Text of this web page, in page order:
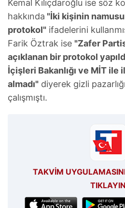
Kemal Kılıçdaroğlu ise söz
hakkında "İki kişinin
protokol" ifadelerini
Farik Öztrak ise "Zafer
açıklanan bir protokol
İçişleri Bakanlığı ve MİT ile
almadı" diyerek gizli
çalışmıştı.
TAKVİM
TIKLAYIN